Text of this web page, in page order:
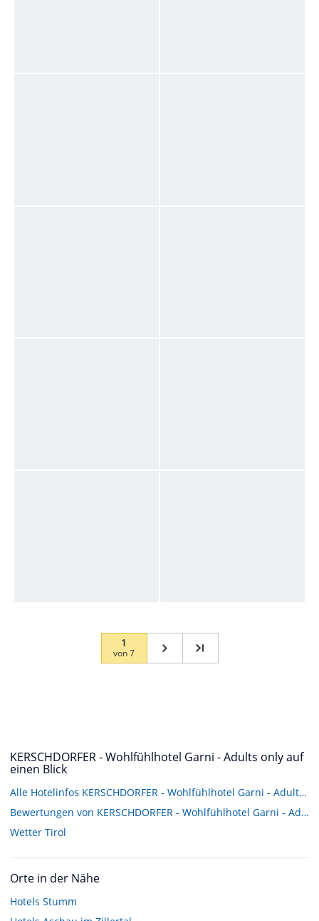
1
von7
KERSCHDORFER - Wohlfühlhotel Garni - Adults only auf
einen Blick
Alle Hotelinfos KERSCHDORFER - Wohlfühlhotel Garni - Adults only
Bewertungen von KERSCHDORFER - Wohlfühlhotel Garni - Adults only
Wetter Tirol
Orte in der Nähe
Hotels Stumm